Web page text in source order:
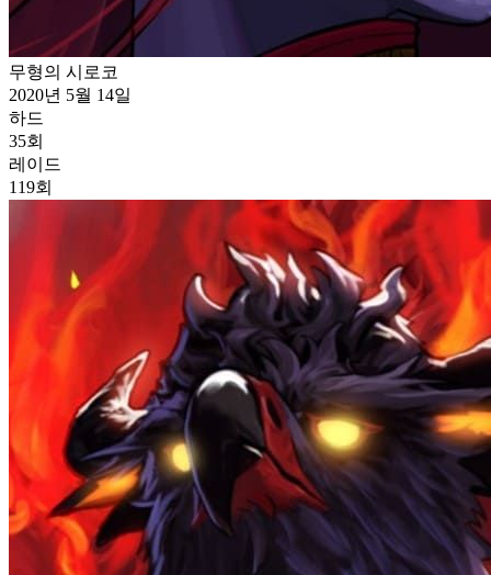
무형의 시로코
2020년 5월 14일
하드
35회
레이드
119회